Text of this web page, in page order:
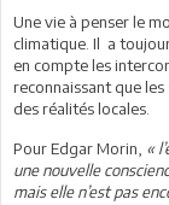
Une vie à penser le
climatique. Il a
en compte les
reconnaissant que
des réalités locales.
Pour Edgar Morin, «
une nouvelle
mais elle n’est pas